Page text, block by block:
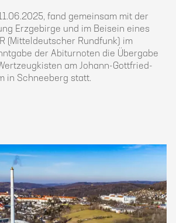
fand gemeinsam mit der
Erzgebirge und im Beisein eines
(Mitteldeutscher Rundfunk) im
der Abiturnoten die Übergabe
am Johann-Gottfried-
in Schneeberg statt.